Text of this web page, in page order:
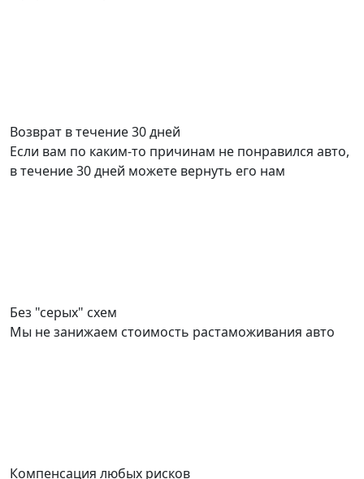
Возврат в течение 30 дней
Если вам по каким-то причинам не понравился авто,
в течение 30 дней можете вернуть его нам
Без "серых" схем
Мы не занижаем стоимость растаможивания авто
Компенсация любых рисков